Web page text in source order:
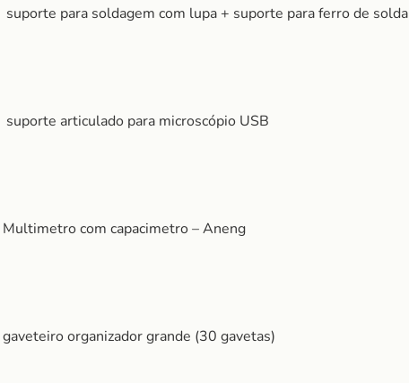
suporte para soldagem com lupa + suporte para ferro de solda
suporte articulado para microscópio USB
Multimetro com capacimetro – Aneng
gaveteiro organizador grande (30 gavetas)